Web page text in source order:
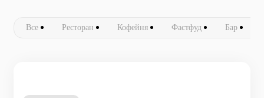
Все Ресторан Кофейня Фастфуд Бар